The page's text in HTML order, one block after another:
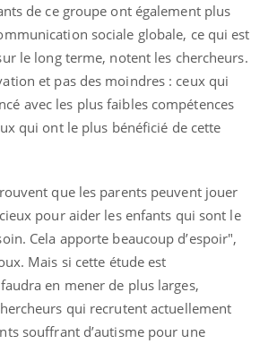
de ce groupe ont également plus
sociale globale, ce qui est
le long terme, notent les chercheurs.
et pas des moindres : ceux qui
avec les plus faibles compétences
qui ont le plus bénéficié de cette
que les parents peuvent jouer
pour aider les enfants qui sont le
Cela apporte beaucoup d’espoir",
Mais si cette étude est
en mener de plus larges,
qui recrutent actuellement
souffrant d’autisme pour une